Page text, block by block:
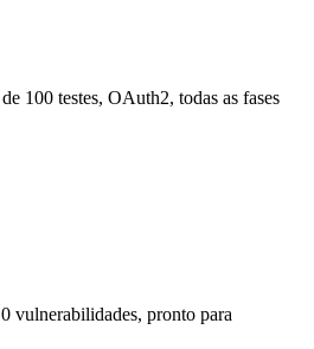
100 testes, OAuth2, todas as fases
vulnerabilidades, pronto para